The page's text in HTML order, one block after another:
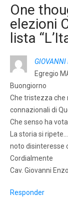
One
elezioni
lista
GIOVANNI
Egregio
Buongiorno
Che tristezza che
connazionali di
Che senso ha
La storia si
noto disinteresse
Cordialmente
Cav. Giovanni
Responder